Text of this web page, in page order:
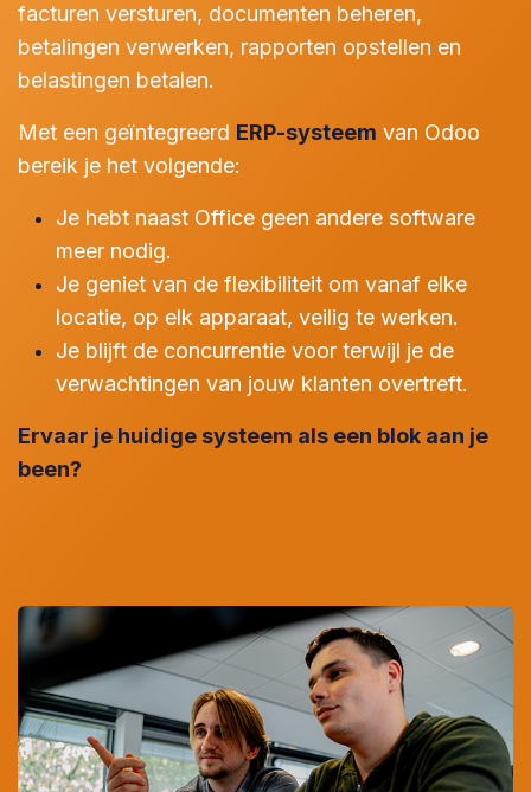
facturen versturen, documenten beheren,
betalingen verwerken, rapporten opstellen en
belastingen betalen.
Met een geïntegreerd ERP-systeem van Odoo
bereik je het volgende:
Je hebt naast Office geen andere software
meer nodig.
Je geniet van de flexibiliteit om vanaf elke
locatie, op elk apparaat, veilig te werken.
Je blijft de concurrentie voor terwijl je de
verwachtingen van jouw klanten overtreft.
Ervaar je huidige systeem als een blok aan je
been?